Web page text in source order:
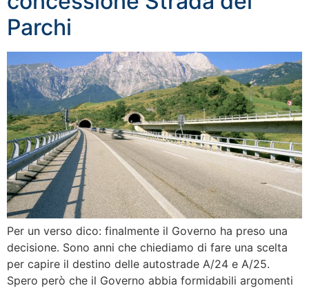
Parchi
Per un verso dico: finalmente il Governo ha preso una
decisione. Sono anni che chiediamo di fare una scelta
per capire il destino delle autostrade A/24 e A/25.
Spero però che il Governo abbia formidabili argomenti